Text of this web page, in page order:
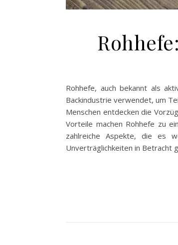
Rohhefe, auch bekannt als
Backindustrie verwendet, um
Menschen entdecken die
Vorteile machen Rohhefe zu
zahlreiche Aspekte, die es
Unverträglichkeiten in Betracht